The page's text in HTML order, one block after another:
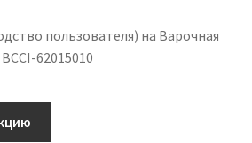
пользователя) на Варочная
62015010